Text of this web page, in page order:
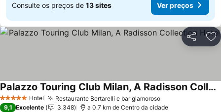
Consulte os preços de 13 sites Ver preços
Partilhar
5 Estrelas Hotel Restaurante Bertarelli e bar glamorosoVer preços
Palazzo Touring Club Milan, A Radisson Collection Hotel
Ver preços
9,1 Excelente 3.348 a 0.7 km de Centro da cidade